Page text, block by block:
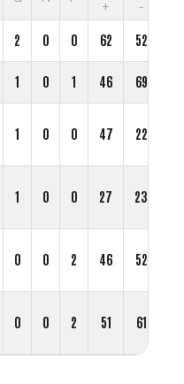
+
-
2 0 0 62 52
1 0 1 46 69
1 0 0 47 22
1 0 0 27 23
0 0 2 46 52
0 0 2 51 61